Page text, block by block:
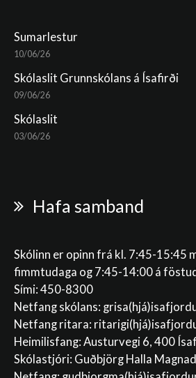
Sumarlestur
10/06/26
Skólaslit Grunnskólans á Ísafirði
09/06/26
Skólaslit
03/06/26
Hafa samband
Skólinn er opinn frá kl. 7:45-15:45
fimmtudaga og 7:45-14:00 á
Sími: 450-8300
Netfang skólans:
Netfang ritara:
Heimilisfang: Austurvegi 6, 400
Skólastjóri: Guðbjörg Halla